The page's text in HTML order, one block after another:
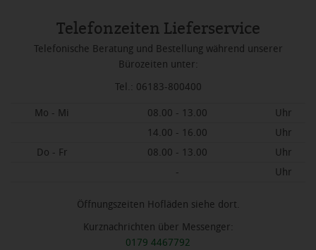
Telefonzeiten Lieferservice
Telefonische Beratung und Bestellung während unserer
Bürozeiten unter:
Tel.: 06183-800400
Mo - Mi 08.00 - 13.00
Uhr
14.00 - 16.00
Uhr
Do - Fr
08.00 - 13.00
Uhr
-
Uhr
Öffnungszeiten Hofläden siehe dort.
Kurznachrichten über Messenger:
0179 4467792